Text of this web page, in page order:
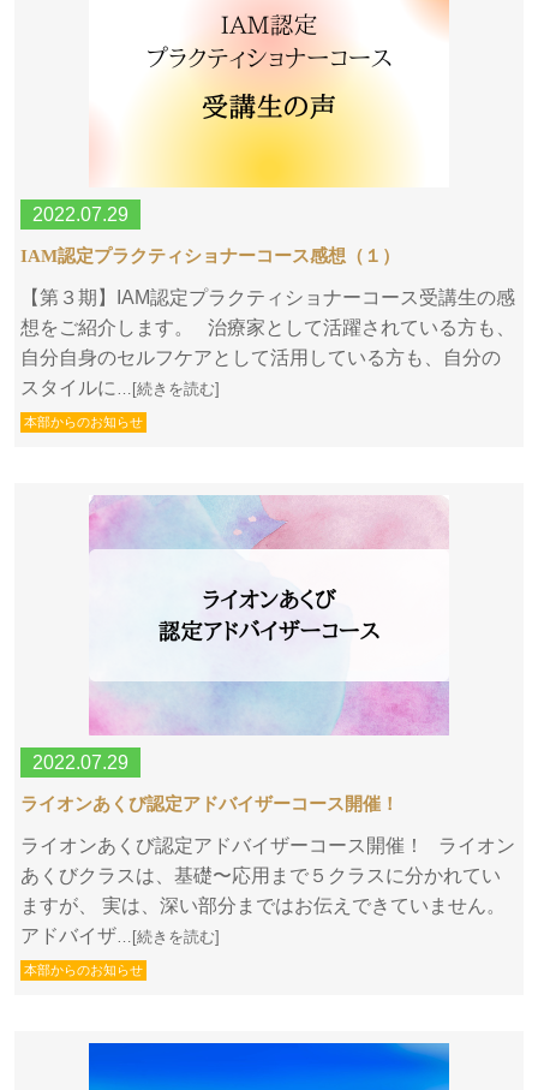
2022.07.29
IAM認定プラクティショナーコース感想（１）
【第３期】IAM認定プラクティショナーコース受講生の感
想をご紹介します。 治療家として活躍されている方も、
自分自身のセルフケアとして活用している方も、自分の
スタイルに …[続きを読む]
本部からのお知らせ
2022.07.29
ライオンあくび認定アドバイザーコース開催！
ライオンあくび認定アドバイザーコース開催！ ライオン
あくびクラスは、基礎〜応用まで５クラスに分かれてい
ますが、 実は、深い部分まではお伝えできていません。
アドバイザ…[続きを読む]
本部からのお知らせ